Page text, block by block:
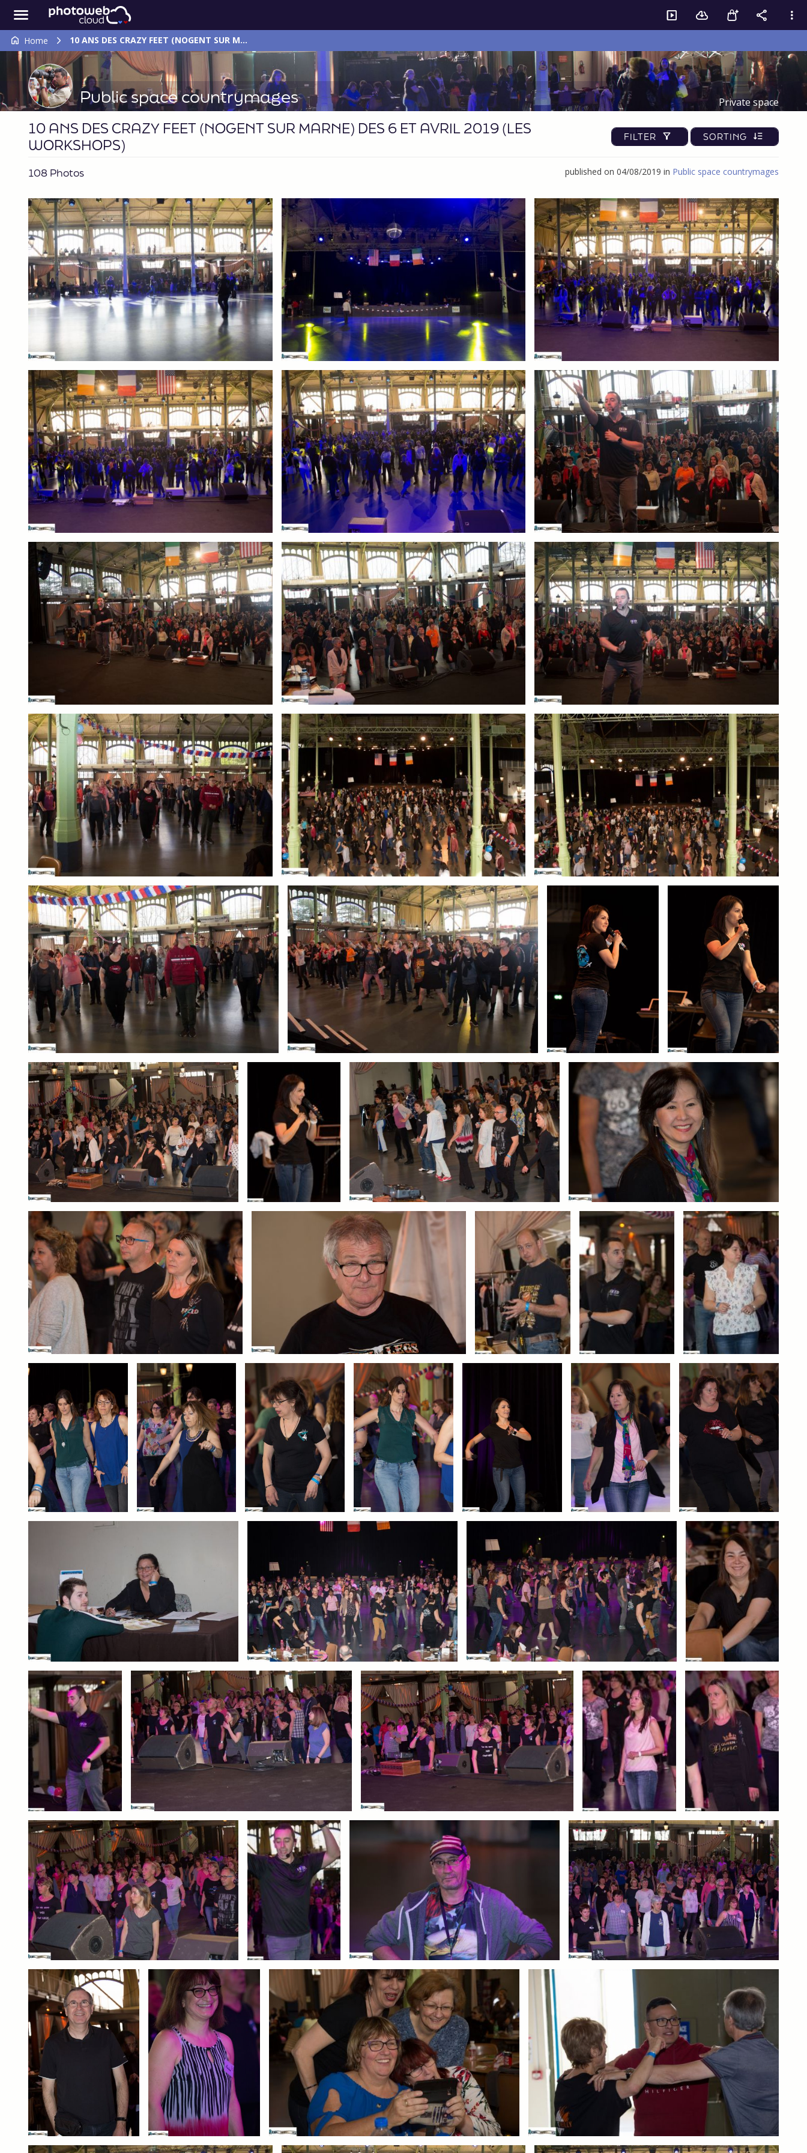
Home 10 ANS DES CRAZY FEET (NOGENT SUR MARNE) DES 6 ET AVRIL 2019 (LES WORKSHOPS)
Public space countrymages Private space
10 ANS DES CRAZY FEET (NOGENT SUR MARNE) DES 6 ET AVRIL 2019 (LES
WORKSHOPS)
FILTER SORTING
108 Photos published on 04/08/2019 in Public space countrymages